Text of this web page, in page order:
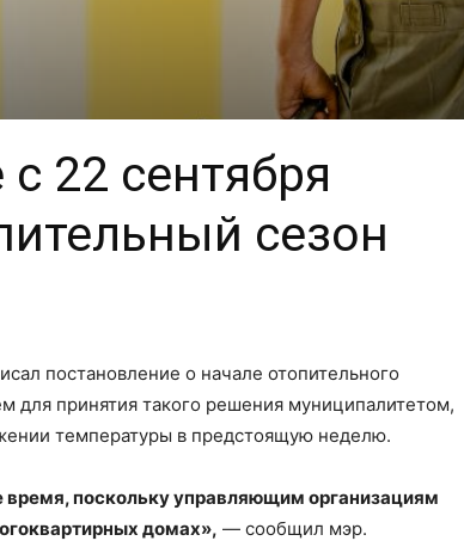
22 сентября
сезон
постановление о начале отопительного
для принятия такого решения муниципалитетом,
температуры в предстоящую неделю.
время, поскольку управляющим организациям
домах», — сообщил мэр.